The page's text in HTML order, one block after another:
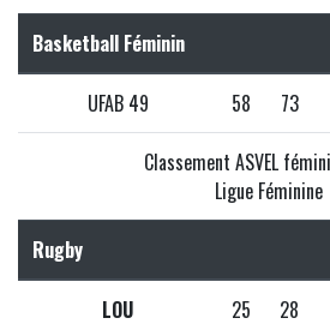
Basketball Féminin
UFAB 49 58 73
Classement ASVEL
Ligue Féminine
Rugby
LOU 25 28